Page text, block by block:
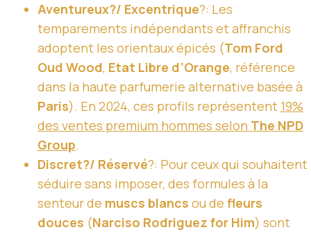
Aventureux?/ Excentrique?: Les
temparements indépendants et affranchis
adoptent les orientaux épicés (Tom Ford
Oud Wood, Etat Libre d’Orange, référence
dans la haute parfumerie alternative basée à
Paris). En 2024, ces profils représentent 19%
des ventes premium hommes selon The NPD
Group.
Discret?/ Réservé?: Pour ceux qui souhaitent
séduire sans imposer, des formules à la
senteur de muscs blancs ou de fleurs
douces (Narciso Rodriguez for Him) sont